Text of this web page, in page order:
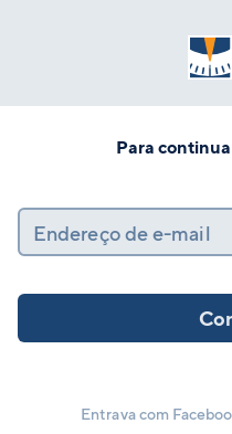
Para
Endereço de e-mail
Entrava com